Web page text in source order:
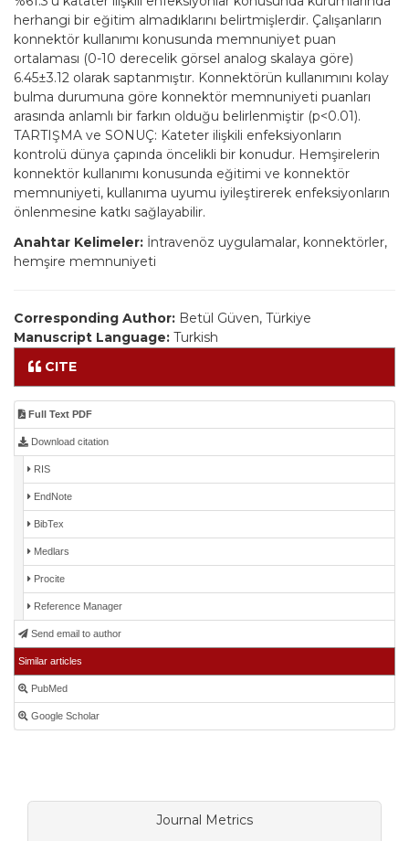
herhangi bir eğitim almadıklarını belirtmişlerdir. Çalışanların
konnektör kullanımı konusunda memnuniyet puan
ortalaması (0-10 derecelik görsel analog skalaya göre)
6.45±3.12 olarak saptanmıştır. Konnektörün kullanımını kolay
bulma durumuna göre konnektör memnuniyeti puanları
arasında anlamlı bir farkın olduğu belirlenmiştir (p<0.01).
TARTIŞMA ve SONUÇ: Kateter ilişkili enfeksiyonların
kontrolü dünya çapında öncelikli bir konudur. Hemşirelerin
konnektör kullanımı konusunda eğitimi ve konnektör
memnuniyeti, kullanıma uyumu iyileştirerek enfeksiyonların
önlenmesine katkı sağlayabilir.
Anahtar Kelimeler: İntravenöz uygulamalar, konnektörler,
hemşire memnuniyeti
Corresponding Author: Betül Güven, Türkiye
Manuscript Language: Turkish
CITE
Full Text PDF
Download citation
RIS
EndNote
BibTex
Medlars
Procite
Reference Manager
Send email to author
Similar articles
PubMed
Google Scholar
Journal Metrics